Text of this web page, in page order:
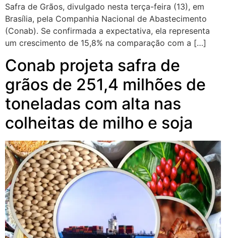
Safra de Grãos, divulgado nesta terça-feira (13), em
Brasília, pela Companhia Nacional de Abastecimento
(Conab). Se confirmada a expectativa, ela representa
um crescimento de 15,8% na comparação com a […]
Conab projeta safra de
grãos de 251,4 milhões de
toneladas com alta nas
colheitas de milho e soja